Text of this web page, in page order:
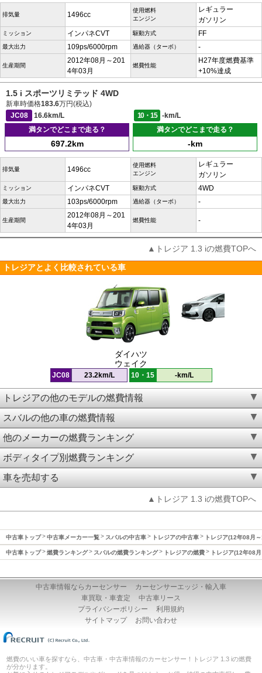
排気量 1496cc
使用燃料
エンジン
レギュラー
ガソリン
ミッション インパネCVT 駆動方式 FF
最大出力 109ps/6000rpm 過給器（ターボ） -
生産期間
2012年08月～201
4年03月
燃費性能
H27年度燃費基準
+10%達成
1.5 i スポーツリミテッド 4WD
新車時価格183.6万円(税込)
JC08
16.6km/L 10・15
-km/L
満タンでどこまで走る？
697.2km
満タンでどこまで走る？
-km
排気量 1496cc
使用燃料
エンジン
レギュラー
ガソリン
ミッション インパネCVT 駆動方式 4WD
最大出力 103ps/6000rpm 過給器（ターボ） -
生産期間
2012年08月～201
4年03月
燃費性能 -
▲トレジア 1.3 iの燃費TOPへ
トレジアとよく比較されている車
ダイハツ
ウェイク
JC08 23.2km/L 10・15 -km/L
トレジアの他のモデルの燃費情報
スバルの他の車の燃費情報
他のメーカーの燃費ランキング
ボディタイプ別燃費ランキング
車を売却する
▲トレジア 1.3 iの燃費TOPへ
中古車トップ 中古車メーカー一覧 スバルの中古車 トレジアの中古車 トレジア(12年08月
中古車トップ 燃費ランキング スバルの燃費ランキング トレジアの燃費 トレジア(12年08
中古車情報ならカーセンサー
カーセンサーエッジ・輸入車
車買取・車査定
中古車リース
プライバシーポリシー
利用規約
サイトマップ
お問い合わせ
燃費のいい車を探すなら、中古車・中古車情報のカーセンサー！トレジア 1.3 iの燃費
が分かります。